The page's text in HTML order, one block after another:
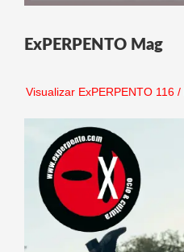
ExPERPENTO Mag
Visualizar ExPERPENTO 116/